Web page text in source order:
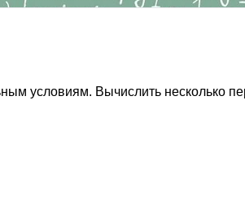
условиям. Вычислить несколько